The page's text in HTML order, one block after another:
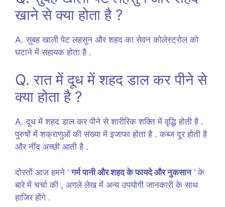
खाने से क्या होता है ?
A. सुबह खाली पेट लहसुन और शहद का सेवन कोलेस्ट्रोल को
घटाने में सहायक होता है .
Q. रात में दूध में शहद डाल कर पीने से
क्या होता है ?
A. दूध में शहद डाल कर पीने से शारीरिक शक्ति में वृद्धि होती है .
पुरुषों में शक्राणुओं की संख्या में इजाफा होता है . कब्ज दूर होती है
और नींद अच्छी आती है .
दोस्तों आज हमने ‘गर्म पानी और शहद के फायदे और नुकसान‘ के
बारे में चर्चा की , अगले लेख में अन्य उपयोगी जानकारी के साथ
हाजिर होंगे .